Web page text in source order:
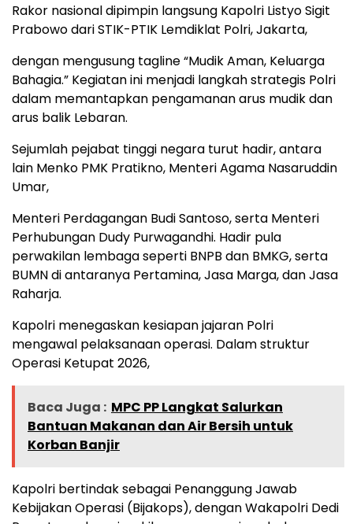
Rakor nasional dipimpin langsung Kapolri Listyo Sigit
Prabowo dari STIK-PTIK Lemdiklat Polri, Jakarta,
dengan mengusung tagline “Mudik Aman, Keluarga
Bahagia.” Kegiatan ini menjadi langkah strategis Polri
dalam memantapkan pengamanan arus mudik dan
arus balik Lebaran.
Sejumlah pejabat tinggi negara turut hadir, antara
lain Menko PMK Pratikno, Menteri Agama Nasaruddin
Umar,
Menteri Perdagangan Budi Santoso, serta Menteri
Perhubungan Dudy Purwagandhi. Hadir pula
perwakilan lembaga seperti BNPB dan BMKG, serta
BUMN di antaranya Pertamina, Jasa Marga, dan Jasa
Raharja.
Kapolri menegaskan kesiapan jajaran Polri
mengawal pelaksanaan operasi. Dalam struktur
Operasi Ketupat 2026,
Baca Juga : MPC PP Langkat Salurkan
Bantuan Makanan dan Air Bersih untuk
Korban Banjir
Kapolri bertindak sebagai Penanggung Jawab
Kebijakan Operasi (Bijakops), dengan Wakapolri Dedi